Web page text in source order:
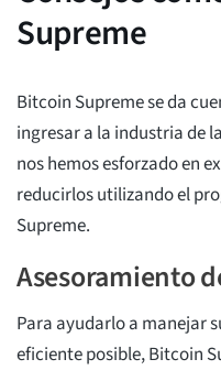
Supreme
Bitcoin Supreme se da
ingresar a la industria de
nos hemos esforzado en
reducirlos utilizando el
Supreme.
Asesoramiento
Para ayudarlo a manejar
eficiente posible, Bitcoin